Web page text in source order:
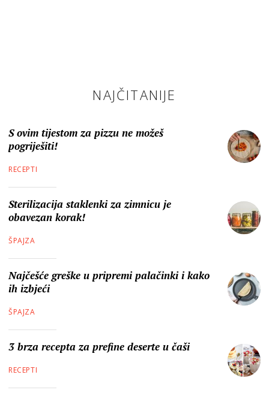
NAJČITANIJE
S ovim tijestom za pizzu ne možeš
pogriješiti!
RECEPTI
Sterilizacija staklenki za zimnicu je
obavezan korak!
ŠPAJZA
Najčešće greške u pripremi palačinki i kako
ih izbjeći
ŠPAJZA
3 brza recepta za prefine deserte u čaši
RECEPTI